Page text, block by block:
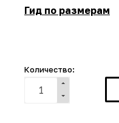
Гид по размерам
Количество: